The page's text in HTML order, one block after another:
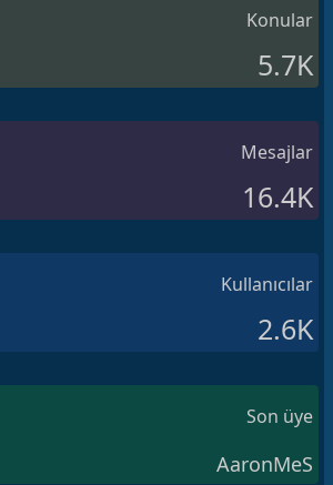
Konular
5.7K
Mesajlar
16.4K
Kullanıcılar
2.6K
Son üye
AaronMeS